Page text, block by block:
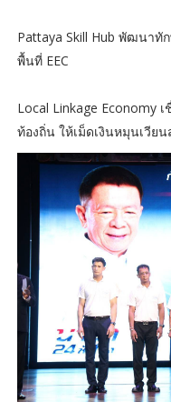
Pattaya Skill Hub พัฒนาทั
พื้นที่ EEC
Local Linkage Economy
ท้องถิ่น ให้เม็ดเงินหมุนเวีย